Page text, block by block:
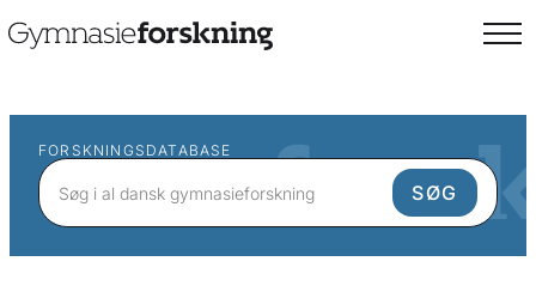
FORSKNINGSDATABASE